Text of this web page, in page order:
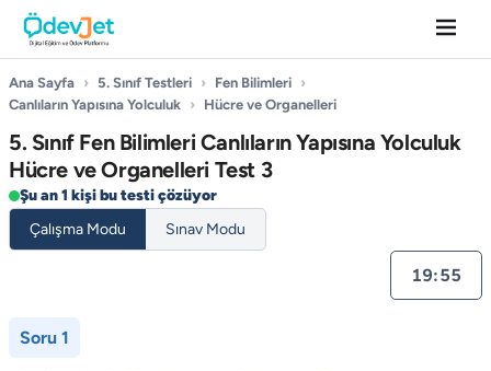
Ana Sayfa › 5. Sınıf Testleri › Fen Bilimleri ›
Canlıların Yapısına Yolculuk › Hücre ve Organelleri
5. Sınıf Fen Bilimleri Canlıların Yapısına Yolculuk
Hücre ve Organelleri Test 3
Şu an 1 kişi bu testi çözüyor
Çalışma Modu
Sınav Modu
19:55
Soru 1